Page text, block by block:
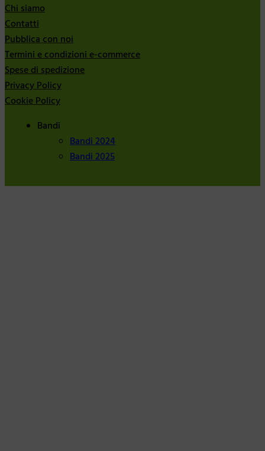
Chi siamo
Contatti
Pubblica con noi
Termini e condizioni e-commerce
Spese di spedizione
Privacy Policy
Cookie Policy
Bandi
Bandi 2024
Bandi 2025